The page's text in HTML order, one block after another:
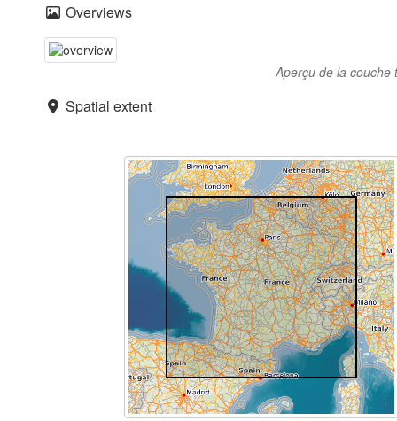
Overviews
Aperçu de la couche
Spatial extent